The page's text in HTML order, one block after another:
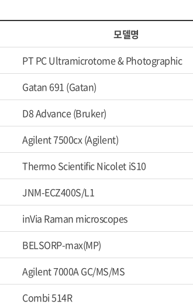
모델명
PT PC Ultramicrotome & Photographic
Gatan 691 (Gatan)
D8 Advance (Bruker)
Agilent 7500cx (Agilent)
Thermo Scientific Nicolet iS10
JNM-ECZ400S/L1
inVia Raman microscopes
BELSORP-max(MP)
Agilent 7000A GC/MS/MS
Combi 514R